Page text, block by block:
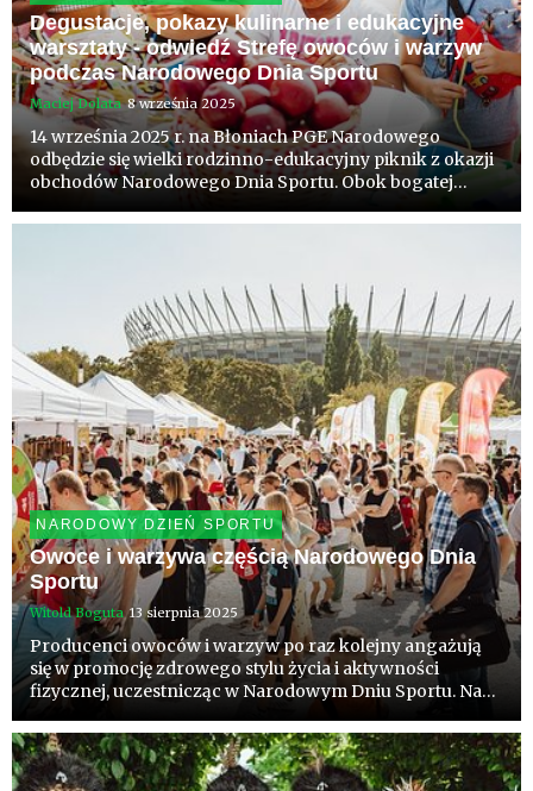
Degustacje, pokazy kulinarne i edukacyjne
warsztaty - odwiedź Strefę owoców i warzyw
podczas Narodowego Dnia Sportu
Maciej Dolata 8 września 2025
14 września 2025 r. na Błoniach PGE Narodowego
odbędzie się wielki rodzinno-edukacyjny piknik z okazji
obchodów Narodowego Dnia Sportu. Obok bogatej
wyjątkowa „strefa owoców i warzyw”. Odwiedzający
NARODOWY DZIEŃ SPORTU
Owoce i warzywa częścią Narodowego Dnia
Sportu
Witold Boguta 13 sierpnia 2025
Producenci owoców i warzyw po raz kolejny angażują
się w promocję zdrowego stylu życia i aktywności
fizycznej, uczestnicząc w Narodowym Dniu Sportu. Na
zaprezentują ofertę produktów, które powinny stanowić
połowę tego co jemy...